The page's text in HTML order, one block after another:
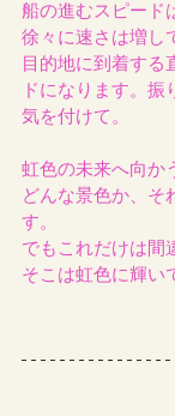
船の進むスピード
徐々に速さは増し
目的地に到着する
ドになります。振
気を付けて。
虹色の未来へ向か
どんな景色か、そ
す。
でもこれだけは間
そこは虹色に輝い